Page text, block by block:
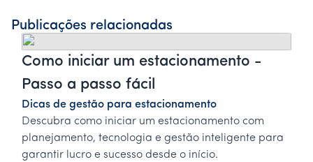
Publicações relacionadas
Como iniciar um estacionamento -
Passo a passo fácil
Dicas de gestão para estacionamento
Descubra como iniciar um estacionamento com
planejamento, tecnologia e gestão inteligente para
garantir lucro e sucesso desde o início.